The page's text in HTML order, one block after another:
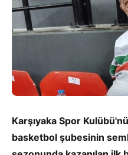
Karşıyaka Spor
basketbol şubesinin